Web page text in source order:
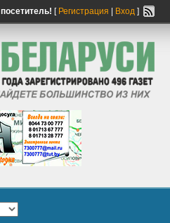
посетитель! [ Регистрация Вход]